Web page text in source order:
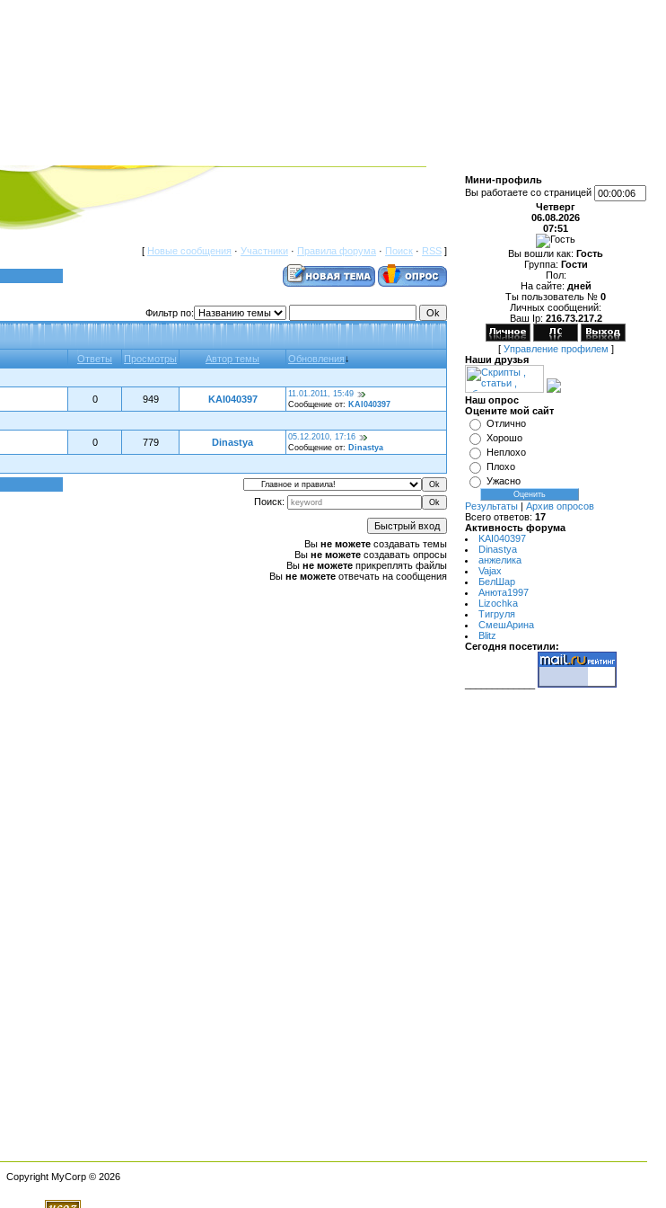
[ Новые сообщения · Участники · Правила форума · Поиск · RSS ]
Фильтр по:
Ответы Просмотры Автор темы Обновления↓
0 949 KAI040397
11.01.2011, 15:49
Сообщение от: KAI040397
0 779 Dinastya
05.12.2010, 17:16
Сообщение от: Dinastya
Поиск:
Вы не можете создавать темы
Вы не можете создавать опросы
Вы не можете прикреплять файлы
Вы не можете отвечать на сообщения
Мини-профиль
Вы работаете со страницей
Четверг
06.08.2026
07:51
Вы вошли как: Гость
Группа: Гости
Пол:
На сайте: дней
Ты пользователь № 0
Личных сообщений:
Ваш Ip: 216.73.217.2
[ Управление профилем ]
Наши друзья
Наш опрос
Оцените мой сайт
Отлично
Хорошо
Неплохо
Плохо
Ужасно
Результаты | Архив опросов
Всего ответов: 17
Активность форума
KAI040397
Dinastya
анжелика
Vajax
БелШар
Анюта1997
Lizochka
Тигруля
СмешАрина
Blitz
Сегодня посетили:
Copyright MyCorp © 2026